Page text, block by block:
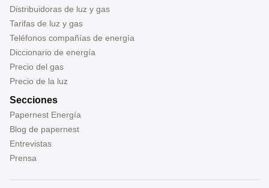
Distribuidoras de luz y gas
Tarifas de luz y gas
Teléfonos compañías de energía
Diccionario de energía
Precio del gas
Precio de la luz
Secciones
Papernest Energía
Blog de papernest
Entrevistas
Prensa